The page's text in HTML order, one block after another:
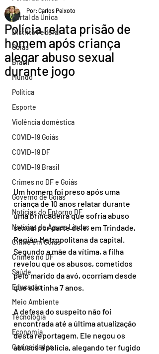
Portal da Única
Distrito Federal
Goiás
Brasil
Mundo
Política
Esporte
Violência doméstica
COVID-19 Goiás
COVID-19 DF
COVID-19 Brasil
Crimes no DF e Goiás
Governo de Goiás
Notícias do Entorno DF
Notícias de Águas Lindas
Crime em Goiás
Crimes no DF
Saúde
Educação
Meio Ambiente
Tecnologia
Economia
Curiosidades
Polícia relata prisão de
homem após criança
alegar abuso sexual
durante jogo
Por: Carlos Peixoto
Um homem foi preso após uma
criança de 10 anos relatar durante
uma brincadeira que sofria abuso
sexual por parte dele, em Trindade,
Região Metropolitana da capital.
Segundo a mãe da vítima, a filha
revelou que os abusos, cometidos
pelo marido da avó, ocorriam desde
que ela tinha 7 anos.
A defesa do suspeito não foi
encontrada até a última atualização
desta reportagem. Ele negou os
abusos à polícia, alegando ter fugido